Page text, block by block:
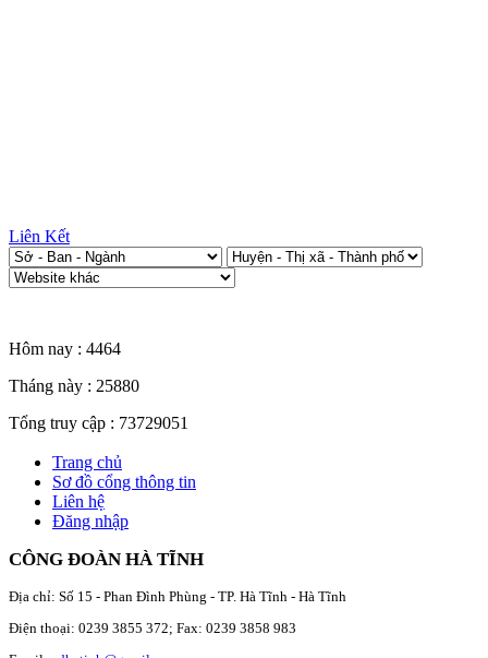
Liên Kết
Hôm nay : 4464
Tháng này : 25880
Tổng truy cập : 73729051
Trang chủ
Sơ đồ cổng thông tin
Liên hệ
Đăng nhập
CÔNG ĐOÀN HÀ TĨNH
Địa chỉ: Số 15 - Phan Đình Phùng - TP. Hà Tĩnh - Hà Tĩnh
Điện thoại: 0239 3855 372; Fax: 0239 3858 983